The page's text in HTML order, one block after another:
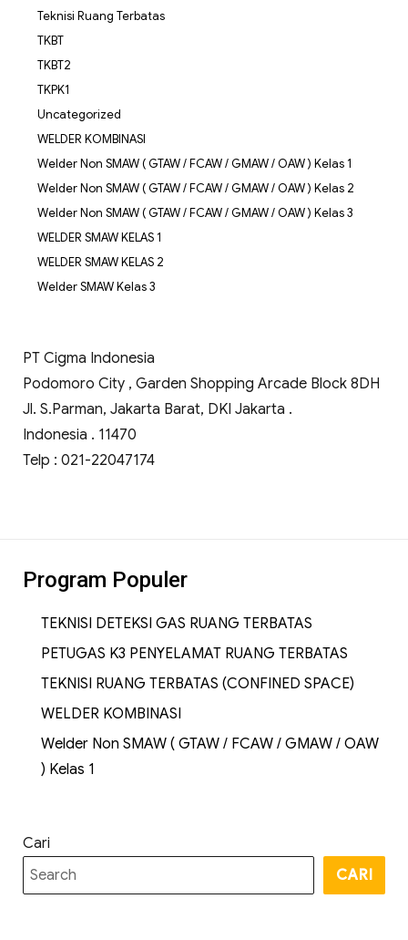
Teknisi Ruang Terbatas
TKBT
TKBT2
TKPK1
Uncategorized
WELDER KOMBINASI
Welder Non SMAW ( GTAW / FCAW / GMAW / OAW ) Kelas 1
Welder Non SMAW ( GTAW / FCAW / GMAW / OAW ) Kelas 2
Welder Non SMAW ( GTAW / FCAW / GMAW / OAW ) Kelas 3
WELDER SMAW KELAS 1
WELDER SMAW KELAS 2
Welder SMAW Kelas 3
PT Cigma Indonesia
Podomoro City , Garden Shopping Arcade Block 8DH
Jl. S.Parman, Jakarta Barat, DKI Jakarta .
Indonesia . 11470
Telp : 021-22047174
Program Populer
TEKNISI DETEKSI GAS RUANG TERBATAS
PETUGAS K3 PENYELAMAT RUANG TERBATAS
TEKNISI RUANG TERBATAS (CONFINED SPACE)
WELDER KOMBINASI
Welder Non SMAW ( GTAW / FCAW / GMAW / OAW
) Kelas 1
Cari
CARI